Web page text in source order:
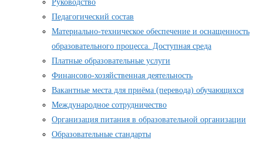
Руководство
Педагогический состав
Материально-техническое обеспечение и оснащенность
образовательного процесса. Доступная среда
Платные образовательные услуги
Финансово-хозяйственная деятельность
Вакантные места для приёма (перевода) обучающихся
Международное сотрудничество
Организация питания в образовательной организации
Образовательные стандарты